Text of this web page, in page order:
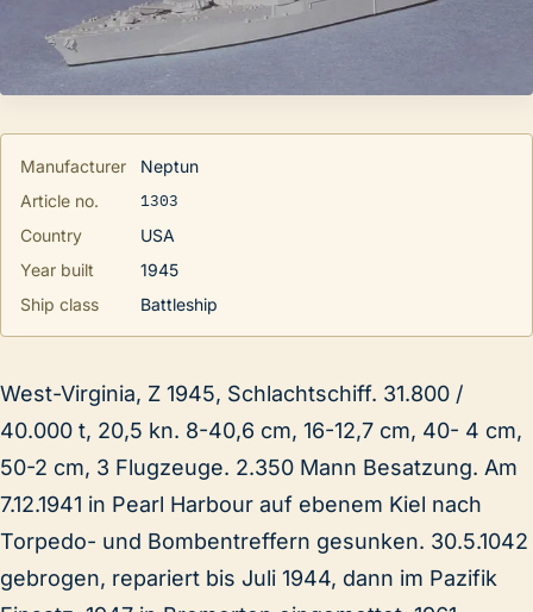
Manufacturer
Neptun
Article no.
1303
Country
USA
Year built
1945
Ship class
Battleship
West-Virginia, Z 1945, Schlachtschiff. 31.800 /
40.000 t, 20,5 kn. 8-40,6 cm, 16-12,7 cm, 40- 4 cm,
50-2 cm, 3 Flugzeuge. 2.350 Mann Besatzung. Am
7.12.1941 in Pearl Harbour auf ebenem Kiel nach
Torpedo- und Bombentreffern gesunken. 30.5.1042
gebrogen, repariert bis Juli 1944, dann im Pazifik